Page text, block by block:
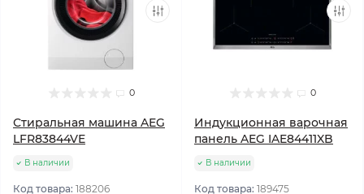
0
Стиральная машина AEG
LFR83844VE
В наличии
Код товара: 188206
0
Индукционная варочная
панель AEG IAE84411XB
В наличии
Код товара: 189475